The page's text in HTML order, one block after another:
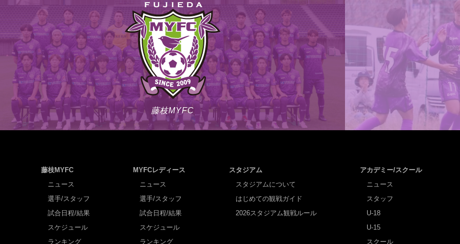
藤枝MYFC
藤枝MYFC
ニュース
選手/スタッフ
試合日程/結果
スケジュール
ランキング
MYFCレディース
ニュース
選手/スタッフ
試合日程/結果
スケジュール
ランキング
スタジアム
スタジアムについて
はじめての観戦ガイド
2026スタジアム観戦ルール
アカデミー/スクール
ニュース
スタッフ
U-18
U-15
スクール